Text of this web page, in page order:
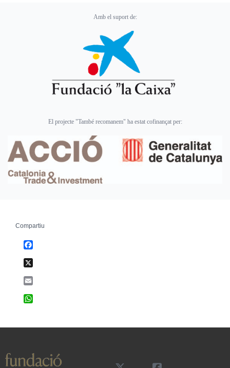
Amb el suport de:
El projecte "També recomanem" ha estat cofinançat per:
Compartiu